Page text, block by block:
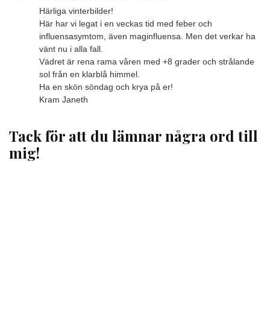
Härliga vinterbilder!
Här har vi legat i en veckas tid med feber och
influensasymtom, även maginfluensa. Men det verkar ha
vänt nu i alla fall.
Vädret är rena rama våren med +8 grader och strålande
sol från en klarblå himmel.
Ha en skön söndag och krya på er!
Kram Janeth
Tack för att du lämnar några ord till
mig!